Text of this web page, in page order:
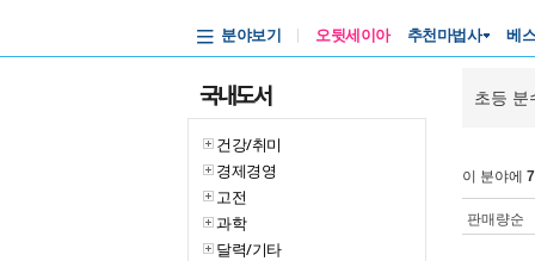
분야보기 오뒷세이아 추천마법사 베
국내도서
건강/취미
경제경영
고전
과학
달력/기타
초등 분
이 분야에 7
판매량순